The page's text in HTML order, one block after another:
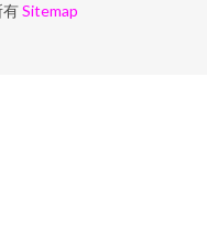
有Sitemap